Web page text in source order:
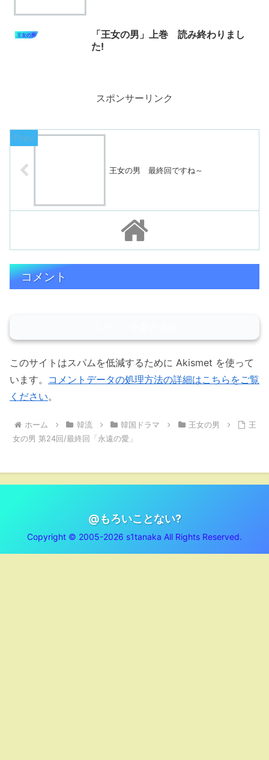
王女の男
「王女の男」上巻 読み終わりまし
た!
スポンサーリンク
王女の男 最終回ですね～
コメント
このサイトはスパムを低減するために Akismet を使って
います。 コメントデータの処理方法の詳細はこちらをご覧
ください。
ホーム 韓流 韓国ドラマ 王女の男
王
女の男 第24回/最終回「永遠の愛」
@もろいことない?
Copyright © 2005-2026 s1tanaka All Rights Reserved.